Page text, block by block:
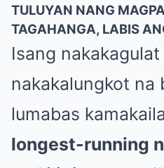
TULUYAN NANG
TAGAHANGA, LABIS
Isang nakakagulat
nakakalungkot na
lumabas
longest-running